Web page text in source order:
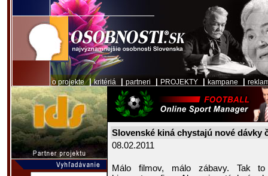
o projekte|kritériá partneri PROJEKTY kampane
Slovenské kiná chystajú nové dávky
08.02.2011
Málo filmov, málo zábavy. Tak